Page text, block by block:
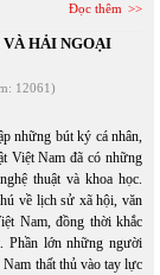
Đọc thêm
HẢI NGOẠI
12061)
những bút ký cá nhân,
Việt Nam đã có những
thuật và khoa học.
về lịch sử xã hội, văn
Nam, đồng thời khắc
Phần lớn những người
thất thủ vào tay lực